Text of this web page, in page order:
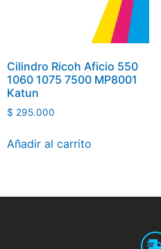
Cilindro Ricoh Aficio 550
1060 1075 7500 MP8001
Katun
$ 295.000
Añadir al carrito